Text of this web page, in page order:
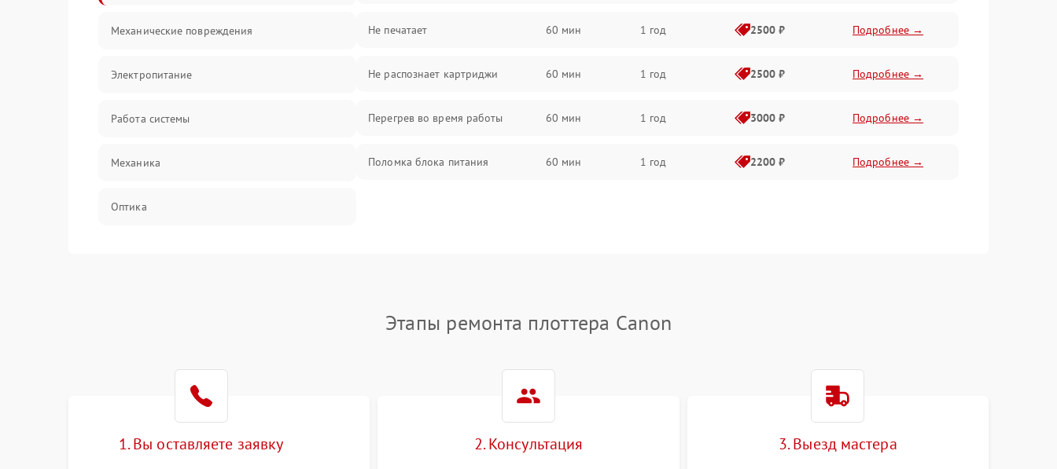
Механические повреждения
Электропитание
Работа системы
Механика
Оптика
Электронные компоненты
Не печатает 60 мин 1 год 2500 ₽ Подробнее →
Не распознает картриджи 60 мин 1 год 2500 ₽ Подробнее →
Перегрев во время работы 60 мин 1 год 3000 ₽ Подробнее →
Поломка блока питания 60 мин 1 год 2200 ₽ Подробнее →
Этапы ремонта плоттера Canon
1. Вы оставляете заявку 2. Консультация 3. Выезд мастера